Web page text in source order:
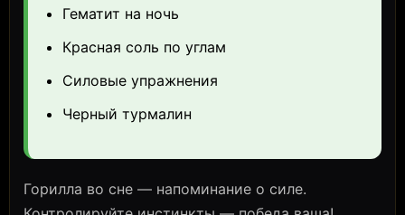
Гематит на ночь
Красная соль по углам
Силовые упражнения
Черный турмалин
Горилла во сне — напоминание о силе.